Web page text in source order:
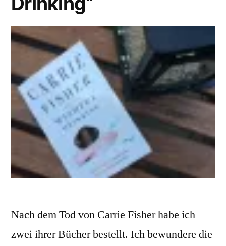
Nach dem Tod von Carrie Fisher habe ich
zwei ihrer Bücher bestellt. Ich bewundere die